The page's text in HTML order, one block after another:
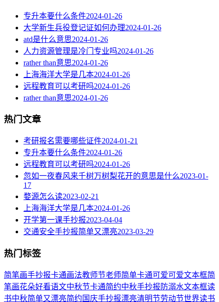
专升本要什么条件2024-01-26
大学新生兵役登记证如何办理2024-01-26
atd是什么意思2024-01-26
人力资源管理是冷门专业吗2024-01-26
rather than意思2024-01-26
上海海洋大学是几本2024-01-26
远程教育可以考研吗2024-01-26
rather than意思2024-01-26
热门文章
考研报名需要哪些证件2024-01-21
专升本要什么条件2024-01-26
远程教育可以考研吗2024-01-26
忽如一夜春风来千树万树梨花开的意思是什么2023-01-
17
婺源怎么读2023-02-21
上海海洋大学是几本2024-01-26
开学第一课手抄报2023-04-04
交通安全手抄报简单又漂亮2023-03-29
热门标签
简笔画手抄报卡通画法教师节老师简单卡通可爱可爱文本框简
笔画花朵好看语文中秋节卡通简约中秋手抄报 防溺水文本框读
书中秋简单又漂亮简约 国庆手抄报漂亮清明节劳动节世界读书